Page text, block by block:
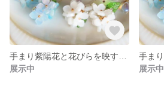
展示中
展示中